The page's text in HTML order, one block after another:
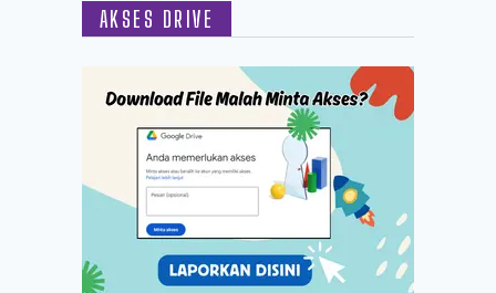
AKSES DRIVE